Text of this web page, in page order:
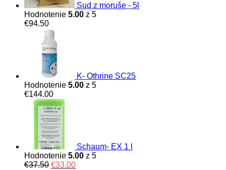
Sud z moruše - 5l
Hodnotenie 5.00 z 5
€94.50
K- Othrine SC25
Hodnotenie 5.00 z 5
€144.00
Schaum- EX 1 l
Hodnotenie 5.00 z 5
€37.50 Original
€33.00Current